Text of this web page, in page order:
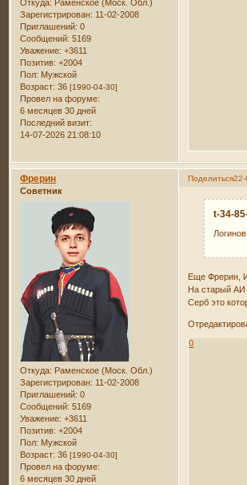
Откуда: Раменское (Моск. Обл.)
Зарегистрирован: 11-02-2008
Приглашений: 0
Сообщений: 5169
Уважение: +3611
Позитив: +2004
Пол: Мужской
Возраст: 36[1990-04-30]
Провел на форуме:
6 месяцев 30 дней
Последний визит:
14-07-2026 21:08:10
Поделиться
Фрерин
Советник
Откуда: Раменское (Моск. Обл.)
Зарегистрирован: 11-02-2008
Приглашений: 0
Сообщений: 5169
Уважение: +3611
Позитив: +2004
Пол: Мужской
Возраст: 36[1990-04-30]
Провел на форуме:
6 месяцев 30 дней
t-34-
Еще Фрерин,
На старый АИ
Серб это
0